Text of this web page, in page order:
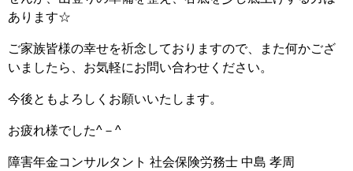
あります☆
ご家族皆様の幸せを祈念しておりますので、また何かござ
いましたら、お気軽にお問い合わせください。
今後ともよろしくお願いいたします。
お疲れ様でした^－^
障害年金コンサルタント 社会保険労務士 中島 孝周